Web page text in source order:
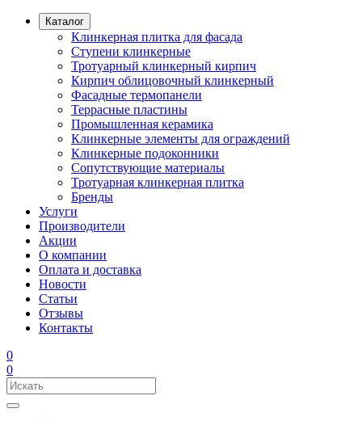
Каталог
Клинкерная плитка для фасада
Ступени клинкерные
Тротуарный клинкерный кирпич
Кирпич облицовочный клинкерный
Фасадные термопанели
Террасные пластины
Промышленная керамика
Клинкерные элементы для ограждений
Клинкерные подоконники
Сопутствующие материалы
Тротуарная клинкерная плитка
Бренды
Услуги
Производители
Акции
О компании
Оплата и доставка
Новости
Статьи
Отзывы
Контакты
0
0